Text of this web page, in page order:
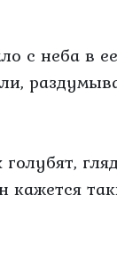
c неба в
кажется